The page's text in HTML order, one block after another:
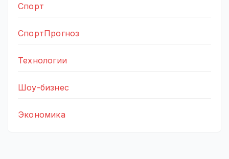
Спорт
СпортПрогноз
Технологии
Шоу-бизнес
Экономика